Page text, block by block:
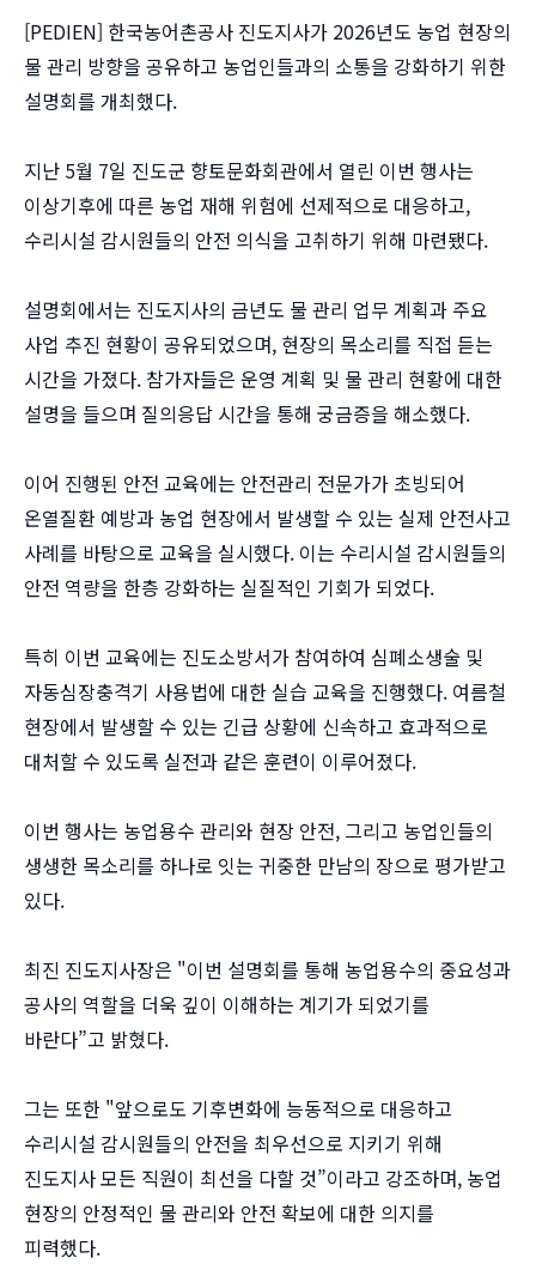
[PEDIEN] 한국농어촌공사 진도지사가 2026년도 농업 현장의
물 관리 방향을 공유하고 농업인들과의 소통을 강화하기 위한
설명회를 개최했다.
지난 5월 7일 진도군 향토문화회관에서 열린 이번 행사는
이상기후에 따른 농업 재해 위험에 선제적으로 대응하고,
수리시설 감시원들의 안전 의식을 고취하기 위해 마련됐다.
설명회에서는 진도지사의 금년도 물 관리 업무 계획과 주요
사업 추진 현황이 공유되었으며, 현장의 목소리를 직접 듣는
시간을 가졌다. 참가자들은 운영 계획 및 물 관리 현황에 대한
설명을 들으며 질의응답 시간을 통해 궁금증을 해소했다.
이어 진행된 안전 교육에는 안전관리 전문가가 초빙되어
온열질환 예방과 농업 현장에서 발생할 수 있는 실제 안전사고
사례를 바탕으로 교육을 실시했다. 이는 수리시설 감시원들의
안전 역량을 한층 강화하는 실질적인 기회가 되었다.
특히 이번 교육에는 진도소방서가 참여하여 심폐소생술 및
자동심장충격기 사용법에 대한 실습 교육을 진행했다. 여름철
현장에서 발생할 수 있는 긴급 상황에 신속하고 효과적으로
대처할 수 있도록 실전과 같은 훈련이 이루어졌다.
이번 행사는 농업용수 관리와 현장 안전, 그리고 농업인들의
생생한 목소리를 하나로 잇는 귀중한 만남의 장으로 평가받고
있다.
최진 진도지사장은 "이번 설명회를 통해 농업용수의 중요성과
공사의 역할을 더욱 깊이 이해하는 계기가 되었기를
바란다”고 밝혔다.
그는 또한 "앞으로도 기후변화에 능동적으로 대응하고
수리시설 감시원들의 안전을 최우선으로 지키기 위해
진도지사 모든 직원이 최선을 다할 것”이라고 강조하며, 농업
현장의 안정적인 물 관리와 안전 확보에 대한 의지를
피력했다.